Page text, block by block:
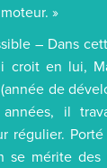
»
– Dans
croit en lui,
de
il
régulier.
se mérite